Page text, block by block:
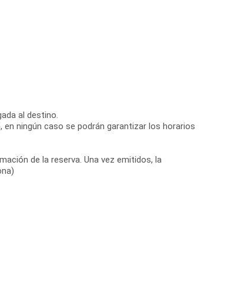
al destino.
ningún caso se podrán garantizar los horarios
de la reserva. Una vez emitidos, la